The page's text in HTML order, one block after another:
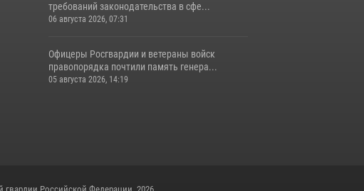
требований законодательства в сфе...
06 августа 2026, 07:31
Офицеры Росгвардии и ветераны войск
правопорядка почтили память генера...
05 августа 2026, 14:19